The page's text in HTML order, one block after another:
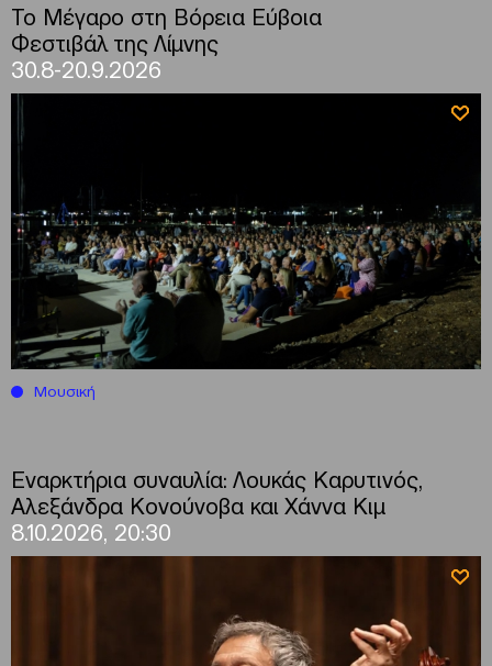
Το Μέγαρο στη Βόρεια Εύβοια
Φεστιβάλ της Λίμνης
30.8-20.9.2026
Μουσική
Εναρκτήρια συναυλία: Λουκάς Καρυτινός,
Αλεξάνδρα Κονούνοβα και Χάννα Κιμ
8.10.2026, 20:30